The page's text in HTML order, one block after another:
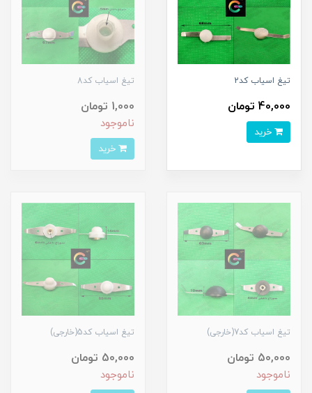
تیغ اسیاب کد2
40,000 تومان
تیغ اسیاب کد8
1,000 تومان
ناموجود
تیغ اسیاب کد7(خارجی)
50,000 تومان
ناموجود
تیغ اسیاب کد5(خارجی)
50,000 تومان
ناموجود